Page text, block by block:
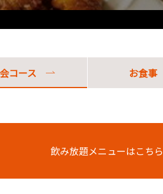
コース お食事
飲み放題メニューはこちら